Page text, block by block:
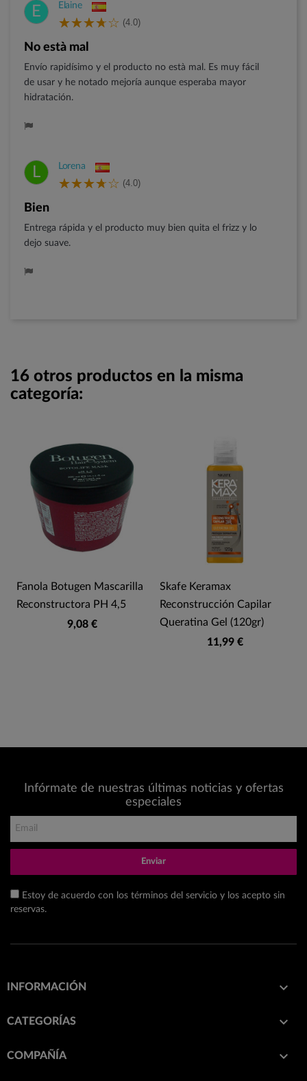
E Elaine
(4.0)
No està mal
Envío rapidísimo y el producto no està mal. Es muy fácil
de usar y he notado mejoría aunque esperaba mayor
hidratación.
L Lorena
(4.0)
Bien
Entrega rápida y el producto muy bien quita el frizz y lo
dejo suave.
16 otros productos en la misma
categoría:
Fanola Botugen Mascarilla
Reconstructora PH 4,5
9,08 €
Skafe Keramax
Reconstrucción Capilar
Queratina Gel (120gr)
11,99 €
Infórmate de nuestras últimas noticias y ofertas
especiales
Enviar
Estoy de acuerdo con los términos del servicio y los acepto sin
reservas.
INFORMACIÓN 
CATEGORÍAS 
COMPAÑÍA 